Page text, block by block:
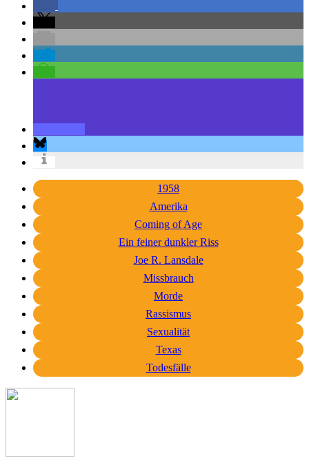
1958
Amerika
Coming of Age
Ein feiner dunkler Riss
Joe R. Lansdale
Missbrauch
Morde
Rassismus
Sexualität
Texas
Todesfälle